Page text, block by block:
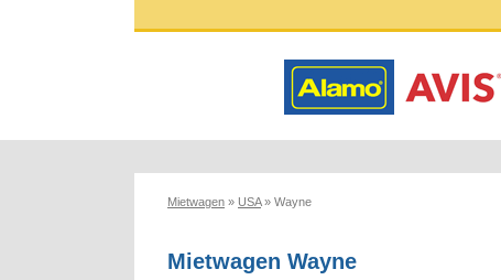
Mietwagen » USA» Wayne
Mietwagen Wayne